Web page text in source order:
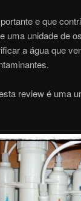
e que
uma unidade de
a água que
review é uma